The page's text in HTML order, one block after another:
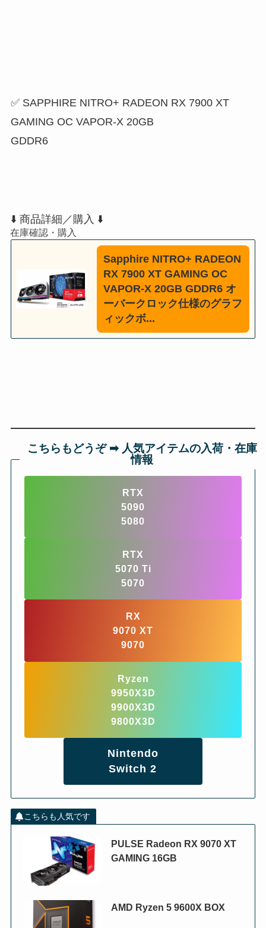
✅ SAPPHIRE NITRO+ RADEON RX 7900 XT
GAMING OC VAPOR-X 20GB
GDDR6
⬇️ 商品詳細／購入 ⬇️
Sapphire NITRO+ RADEON
RX 7900 XT GAMING OC
VAPOR-X 20GB GDDR6 オ
ーバークロック仕様のグラフ
ィックボ...
こちらもどうぞ ➡︎ 人気アイテムの入荷・在庫
情報
RTX
5090
5080
RTX
5070 Ti
5070
RX
9070 XT
9070
Ryzen
9950X3D
9900X3D
9800X3D
Nintendo
Switch 2
こちらも人気です
PULSE Radeon RX 9070 XT
GAMING 16GB
AMD Ryzen 5 9600X BOX